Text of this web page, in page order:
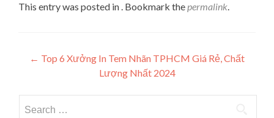
This entry was posted in . Bookmark thepermalink.
Post navigation
← Top 6 Xưởng In Tem Nhãn TPHCM Giá Rẻ, Chất
Lượng Nhất 2024